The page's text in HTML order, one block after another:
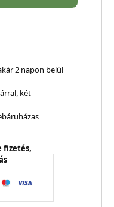
2 napon belül
két
fizetés,